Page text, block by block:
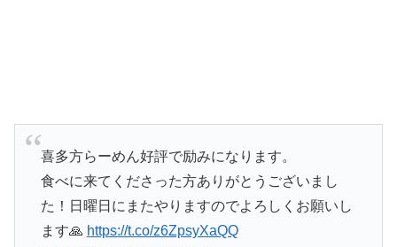
喜多方らーめん好評で励みになります。
食べに来てくださった方ありがとうございまし
た！日曜日にまたやりますのでよろしくお願いし
ます🙏 https://t.co/z6ZpsyXaQQ